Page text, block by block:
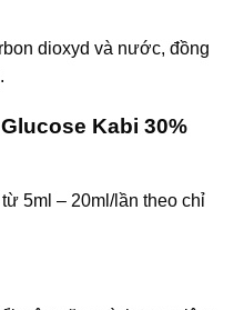
dioxyd và nước, đồng
Kabi 30%
5ml – 20ml/lần theo chỉ